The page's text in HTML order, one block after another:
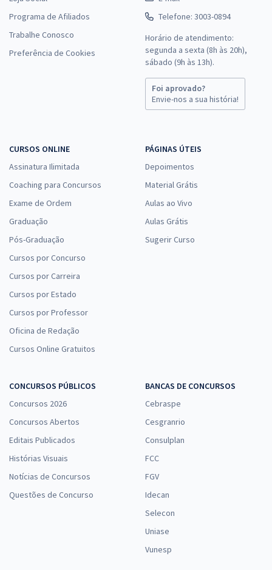
Programa de Afiliados
Trabalhe Conosco
Preferência de Cookies
Telefone: 3003-0894
Horário de atendimento:
segunda a sexta (8h às 20h),
sábado (9h às 13h).
Foi aprovado?
Envie-nos a sua história!
CURSOS ONLINE
Assinatura Ilimitada
Coaching para Concursos
Exame de Ordem
Graduação
Pós-Graduação
Cursos por Concurso
Cursos por Carreira
Cursos por Estado
Cursos por Professor
Oficina de Redação
Cursos Online Gratuitos
PÁGINAS ÚTEIS
Depoimentos
Material Grátis
Aulas ao Vivo
Aulas Grátis
Sugerir Curso
CONCURSOS PÚBLICOS
Concursos 2026
Concursos Abertos
Editais Publicados
Histórias Visuais
Notícias de Concursos
Questões de Concurso
BANCAS DE CONCURSOS
Cebraspe
Cesgranrio
Consulplan
FCC
FGV
Idecan
Selecon
Uniase
Vunesp